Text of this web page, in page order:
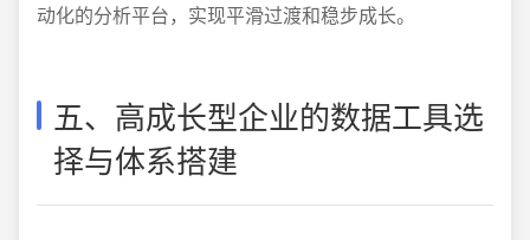
动化的分析平台，实现平滑过渡和稳步成长。
五、高成长型企业的数据工具选
择与体系搭建